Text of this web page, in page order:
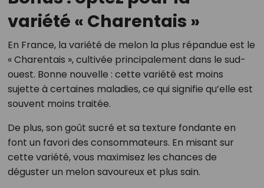
variété « Charentais »
En France, la variété de melon la plus répandue est le
« Charentais », cultivée principalement dans le sud-
ouest. Bonne nouvelle : cette variété est moins
sujette à certaines maladies, ce qui signifie qu’elle est
souvent moins traitée.
De plus, son goût sucré et sa texture fondante en
font un favori des consommateurs. En misant sur
cette variété, vous maximisez les chances de
déguster un melon savoureux et plus sain.